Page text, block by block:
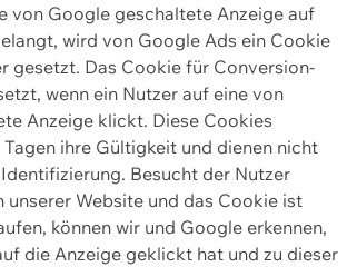
von Google geschaltete Anzeige auf
wird von Google Ads ein Cookie
gesetzt. Das Cookie für Conversion-
wenn ein Nutzer auf eine von
Anzeige klickt. Diese Cookies
ihre Gültigkeit und dienen nicht
Besucht der Nutzer
unserer Website und das Cookie ist
können wir und Google erkennen,
die Anzeige geklickt hat und zu dieser